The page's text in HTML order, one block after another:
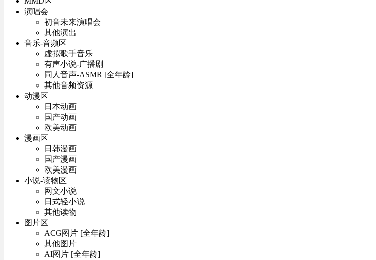
演唱会
初音未来演唱会
其他演出
音乐-音频区
虚拟歌手音乐
有声小说-广播剧
同人音声-ASMR [全年龄]
其他音频资源
动漫区
日本动画
国产动画
欧美动画
漫画区
日韩漫画
国产漫画
欧美漫画
小说-读物区
网文小说
日式轻小说
其他读物
图片区
ACG图片 [全年龄]
其他图片
AI图片 [全年龄]